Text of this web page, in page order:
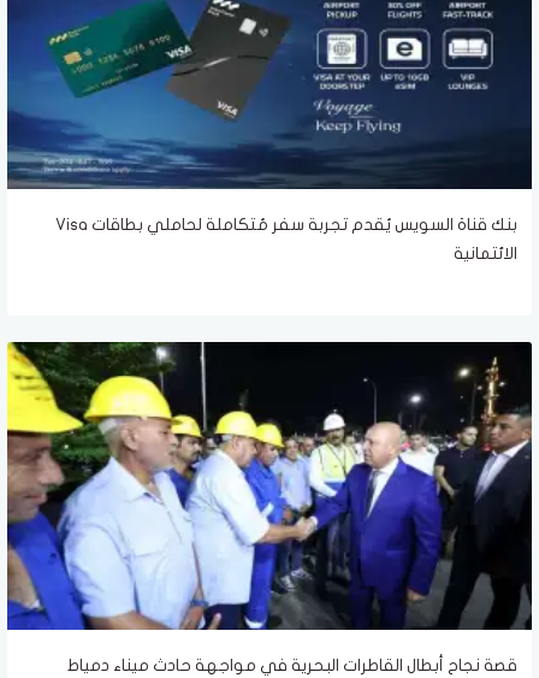
بنك قناة السويس يُقدم تجربة سفر مُتكاملة لحاملي بطاقات Visa
الائتمانية
قصة نجاح أبطال القاطرات البحرية في مواجهة حادث ميناء دمياط